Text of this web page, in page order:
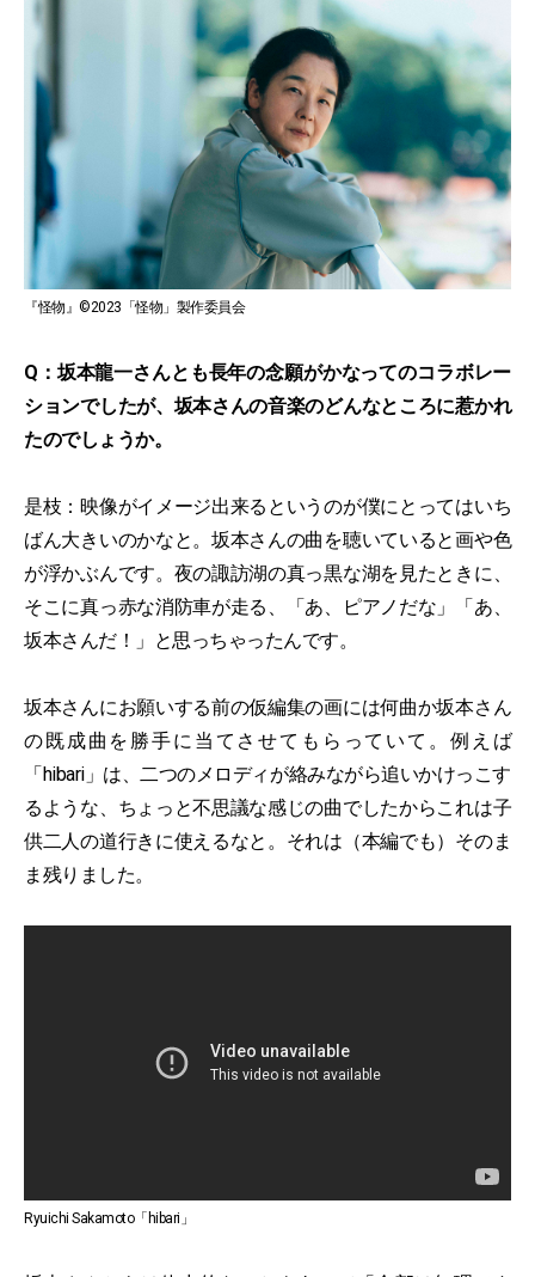
『怪物』©2023「怪物」製作委員会
Q：坂本龍一さんとも長年の念願がかなってのコラボレー
ションでしたが、坂本さんの音楽のどんなところに惹かれ
たのでしょうか。
是枝：映像がイメージ出来るというのが僕にとってはいち
ばん大きいのかなと。坂本さんの曲を聴いていると画や色
が浮かぶんです。夜の諏訪湖の真っ黒な湖を見たときに、
そこに真っ赤な消防車が走る、「あ、ピアノだな」「あ、
坂本さんだ！」と思っちゃったんです。
坂本さんにお願いする前の仮編集の画には何曲か坂本さん
の既成曲を勝手に当てさせてもらっていて。例えば
「hibari」は、二つのメロディが絡みながら追いかけっこす
るような、ちょっと不思議な感じの曲でしたからこれは子
供二人の道行きに使えるなと。それは（本編でも）そのま
ま残りました。
Ryuichi Sakamoto「hibari」